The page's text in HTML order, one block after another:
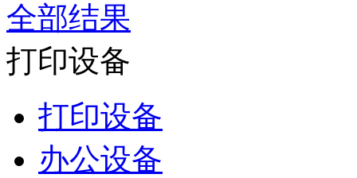
全部结果
打印设备
打印设备
办公设备